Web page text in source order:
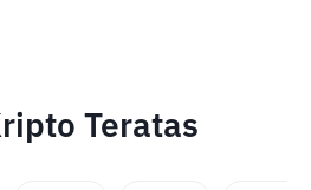
Teratas